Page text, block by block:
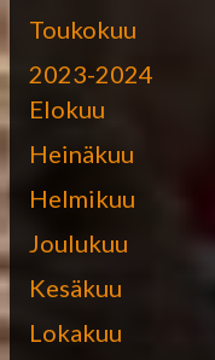
Toukokuu
2023-2024
Elokuu
Heinäkuu
Helmikuu
Joulukuu
Kesäkuu
Lokakuu